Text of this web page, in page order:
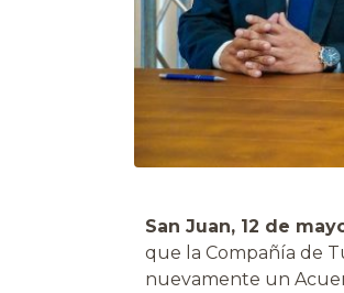
San Juan, 12 de
que la Compañía de
nuevamente un